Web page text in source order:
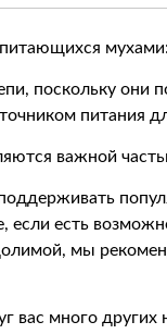
поскольку они
питания
важной
если есть
мы
вас много